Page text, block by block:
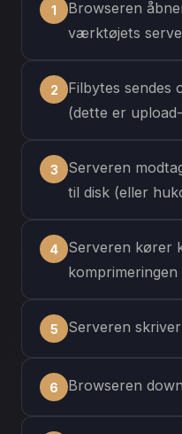
Browseren
værktøjets
Filbytes sendes
(dette er
Serveren
til disk (eller
Serveren kører
Serveren
Browseren